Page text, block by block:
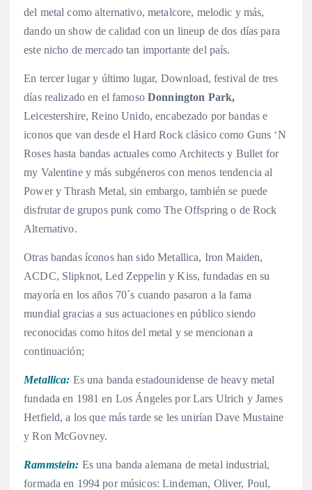
del metal como alternativo, metalcore, melodic y más,
dando un show de calidad con un lineup de dos días para
este nicho de mercado tan importante del país.
En tercer lugar y último lugar, Download, festival de tres
días realizado en el famosoDonnington Park,
Leicestershire, Reino Unido, encabezado por bandas e
iconos que van desde el Hard Rock clásico como Guns ‘N
Roses hasta bandas actuales como Architects y Bullet for
my Valentine y más subgéneros con menos tendencia al
Power y Thrash Metal, sin embargo, también se puede
disfrutar de grupos punk como The Offspring o de Rock
Alternativo.
Otras bandas íconos han sido Metallica, Iron Maiden,
ACDC, Slipknot, Led Zeppelin y Kiss, fundadas en su
mayoría en los años 70´s cuando pasaron a la fama
mundial gracias a sus actuaciones en público siendo
reconocidas como hitos del metal y se mencionan a
continuación;
Metallica: Es una banda estadounidense de heavy metal
fundada en 1981 en Los Ángeles por Lars Ulrich y James
Hetfield, a los que más tarde se les unirían Dave Mustaine
y Ron McGovney.
Rammstein: Es una banda alemana de metal industrial,
formada en 1994 por músicos: Lindeman, Oliver, Poul,